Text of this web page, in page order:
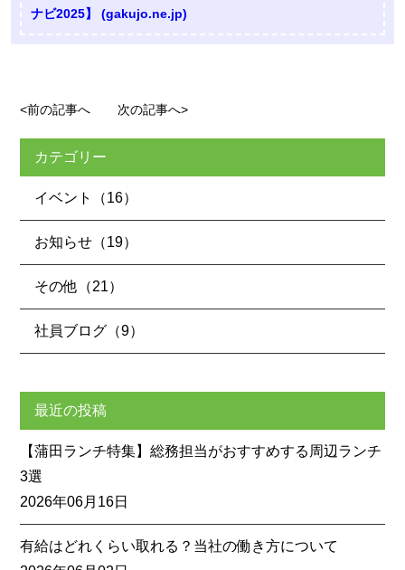
ナビ2025】 (gakujo.ne.jp)
<前の記事へ 次の記事へ>
カテゴリー
イベント（16）
お知らせ（19）
その他（21）
社員ブログ（9）
最近の投稿
【蒲田ランチ特集】総務担当がおすすめする周辺ランチ
3選
2026年06月16日
有給はどれくらい取れる？当社の働き方について